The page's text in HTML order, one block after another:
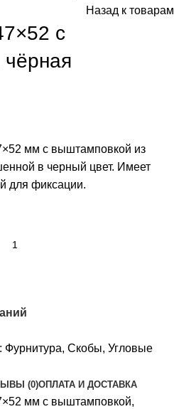
Назад к товарам
с
мм с выштамповкой из
в черный цвет. Имеет
для фиксации.
Фурнитура, Скобы, Угловые
(0)ОПЛАТА И ДОСТАВКА
мм с выштамповкой,